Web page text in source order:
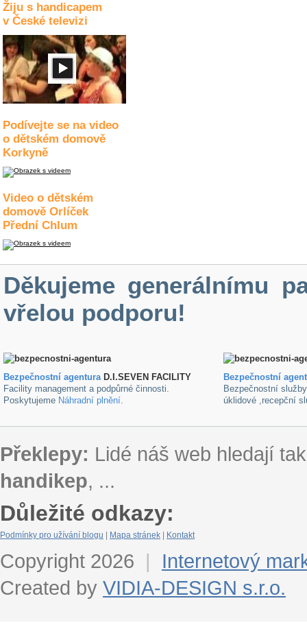
Žiju s handicapem
v České televizi
Podívejte se na video
o dětském domově
Korkyně
Video o dětském
domově Orlíček
Přední Chlum
Děkujeme generálnímu
vřelou podporu!
Bezpečnostní agenturaD.I.SEVEN FACILITY
Facility management a podpůrné činnosti.
Poskytujeme Náhradní plnění.
Bezpečnostní
Bezpečnostní
úklidové ,recepční
Překlepy: Lidé náš web hledají
handikep, ...
Důležité odkazy:
Podmínky pro užívání blogu Mapa stránek Kontakt
Copyright 2026 |
Internetový
Created by VIDIA-DESIGN s.r.o.